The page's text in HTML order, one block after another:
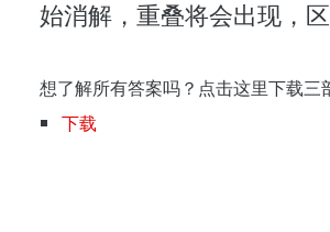
始消解，重叠将会出现，
想了解所有答案吗？点击这里下载三
下载